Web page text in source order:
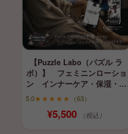
【Puzzle Labo（パズル ラ
ボ）】 フェミニンローショ
ン インナーケア・保湿・育
膣
5.0★★★★★ （63）
¥5,500 （税込）